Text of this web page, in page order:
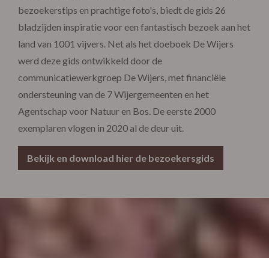
bezoekerstips en prachtige foto's, biedt de gids 26
bladzijden inspiratie voor een fantastisch bezoek aan het
land van 1001 vijvers. Net als het doeboek De Wijers
werd deze gids ontwikkeld door de
communicatiewerkgroep De Wijers, met financiële
ondersteuning van de 7 Wijergemeenten en het
Agentschap voor Natuur en Bos. De eerste 2000
exemplaren vlogen in 2020 al de deur uit.
Bekijk en download hier de bezoekersgids